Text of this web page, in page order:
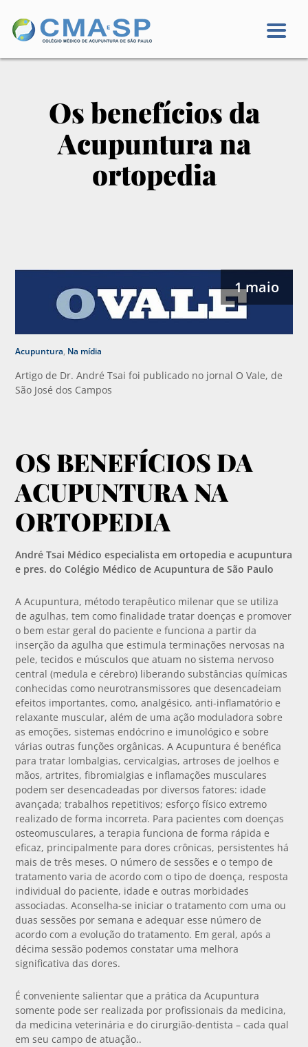
Os benefícios da
Acupuntura na
ortopedia
1 maio
Acupuntura, Na mídia
Artigo de Dr. André Tsai foi publicado no jornal O Vale, de
São José dos Campos
OS BENEFÍCIOS DA
ACUPUNTURA NA
ORTOPEDIA
André Tsai Médico especialista em ortopedia e acupuntura
e pres. do Colégio Médico de Acupuntura de São Paulo
A Acupuntura, método terapêutico milenar que se utiliza
de agulhas, tem como finalidade tratar doenças e promover
o bem estar geral do paciente e funciona a partir da
inserção da agulha que estimula terminações nervosas na
pele, tecidos e músculos que atuam no sistema nervoso
central (medula e cérebro) liberando substâncias químicas
conhecidas como neurotransmissores que desencadeiam
efeitos importantes, como, analgésico, anti-inflamatório e
relaxante muscular, além de uma ação moduladora sobre
as emoções, sistemas endócrino e imunológico e sobre
várias outras funções orgânicas. A Acupuntura é benéfica
para tratar lombalgias, cervicalgias, artroses de joelhos e
mãos, artrites, fibromialgias e inflamações musculares
podem ser desencadeadas por diversos fatores: idade
avançada; trabalhos repetitivos; esforço físico extremo
realizado de forma incorreta. Para pacientes com doenças
osteomusculares, a terapia funciona de forma rápida e
eficaz, principalmente para dores crônicas, persistentes há
mais de três meses. O número de sessões e o tempo de
tratamento varia de acordo com o tipo de doença, resposta
individual do paciente, idade e outras morbidades
associadas. Aconselha-se iniciar o tratamento com uma ou
duas sessões por semana e adequar esse número de
acordo com a evolução do tratamento. Em geral, após a
décima sessão podemos constatar uma melhora
significativa das dores.
É conveniente salientar que a prática da Acupuntura
somente pode ser realizada por profissionais da medicina,
da medicina veterinária e do cirurgião-dentista – cada qual
em seu campo de atuação..